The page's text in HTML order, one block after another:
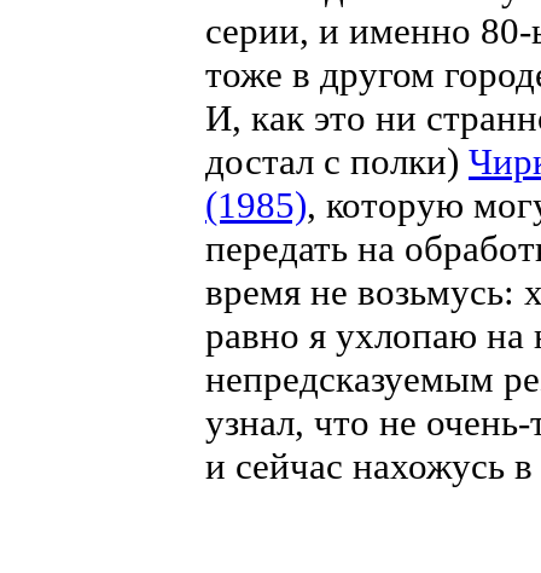
серии, и именно
тоже в другом
И, как это ни
достал с полки)
(1985), которую
передать на
время не возьмусь:
равно я ухлопаю на
непредсказуемым
узнал, что не
и сейчас нахожусь